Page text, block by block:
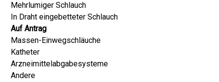
Mehrlumiger Schlauch
In Draht eingebetteter Schlauch
Auf Antrag
Massen-Einwegschläuche
Katheter
Arzneimittelabgabesysteme
Andere